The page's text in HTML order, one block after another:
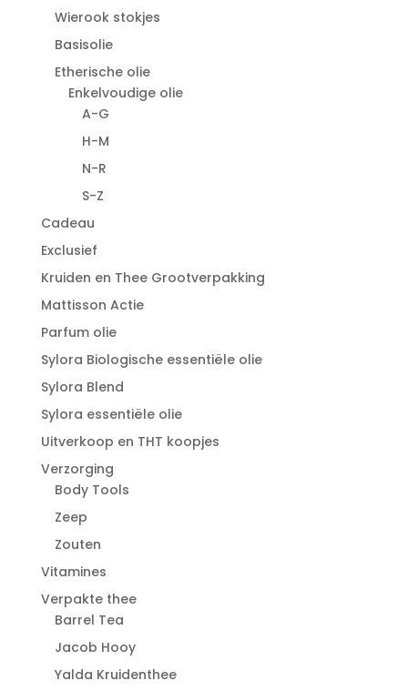
Wierook stokjes
Basisolie
Etherische olie
Enkelvoudige olie
A-G
H-M
N-R
S-Z
Cadeau
Exclusief
Kruiden en Thee Grootverpakking
Mattisson Actie
Parfum olie
Sylora Biologische essentiële olie
Sylora Blend
Sylora essentiële olie
Uitverkoop en THT koopjes
Verzorging
Body Tools
Zeep
Zouten
Vitamines
Verpakte thee
Barrel Tea
Jacob Hooy
Yalda Kruidenthee